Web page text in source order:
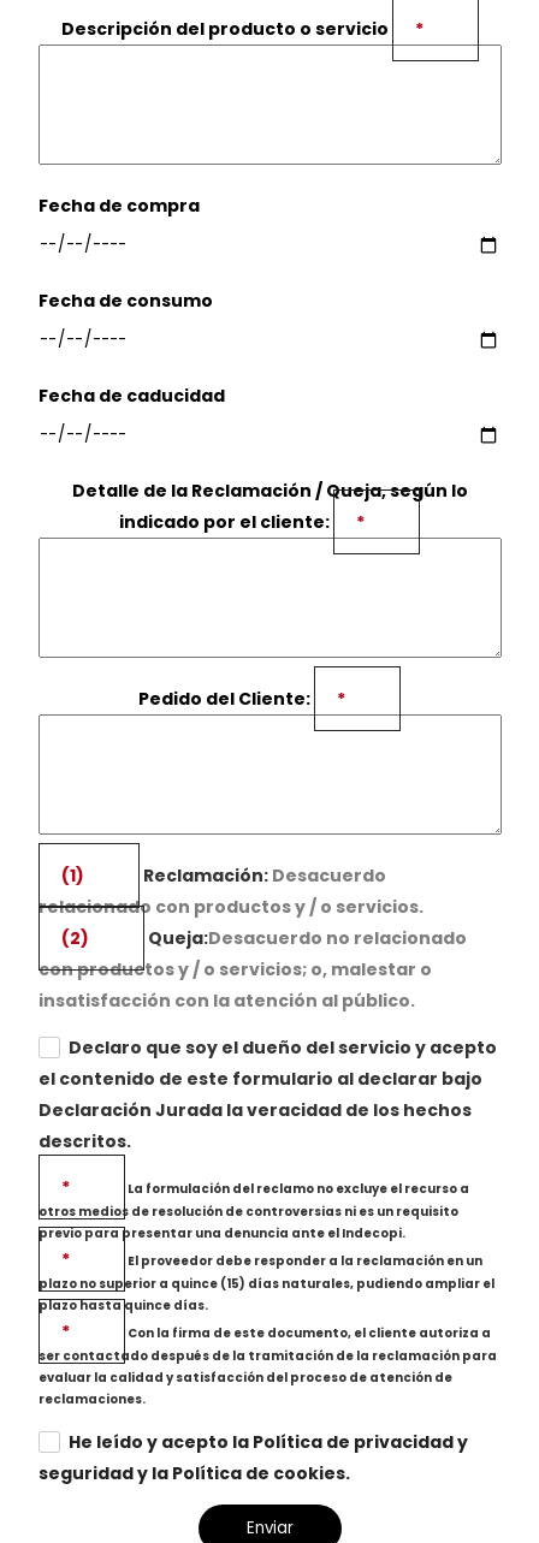
Descripción del producto o servicio *
Fecha de compra
Fecha de consumo
Fecha de caducidad
Detalle de la Reclamación / Queja, según lo
indicado por el cliente:
*
Pedido del Cliente: *
(1) Reclamación:Desacuerdo
relacionado con productos y / o servicios.
(2)
Queja:Desacuerdo no relacionado
con productos y / o servicios; o, malestar o
insatisfacción con la atención al público.
Declaro que soy el dueño del servicio y acepto
el contenido de este formulario al declarar bajo
Declaración Jurada la veracidad de los hechos
descritos.
*
La formulación del reclamo no excluye el recurso a
otros medios de resolución de controversias ni es un requisito
previo para presentar una denuncia ante el Indecopi.
*
El proveedor debe responder a la reclamación en un
plazo no superior a quince (15) días naturales, pudiendo ampliar el
plazo hasta quince días.
*
Con la firma de este documento, el cliente autoriza a
ser contactado después de la tramitación de la reclamación para
evaluar la calidad y satisfacción del proceso de atención de
reclamaciones.
He leído y acepto la Política de privacidad y
seguridad y la Política de cookies.